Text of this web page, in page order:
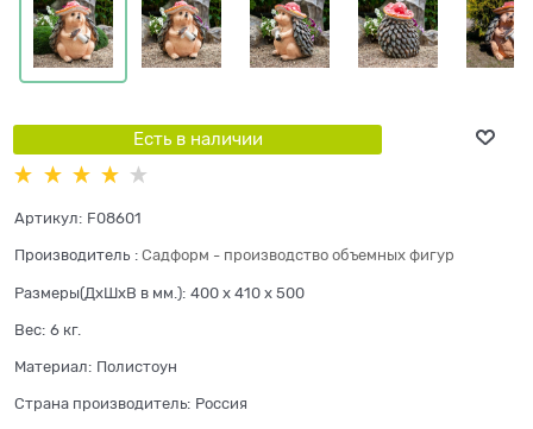
Есть в наличии
Артикул: F08601
Производитель : Садформ - производство объемных фигур
Размеры(ДхШхВ в мм.): 400 x 410 x 500
Вес: 6 кг.
Материал: Полистоун
Страна производитель: Россия